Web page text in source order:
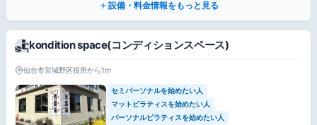
設備・料金情報をもっと見る
kondition space(コンディションスペース)
仙台市宮城野区役所から1m
セミパーソナルを始めたい人
マットピラティスを始めたい人
パーソナルピラティスを始めたい人